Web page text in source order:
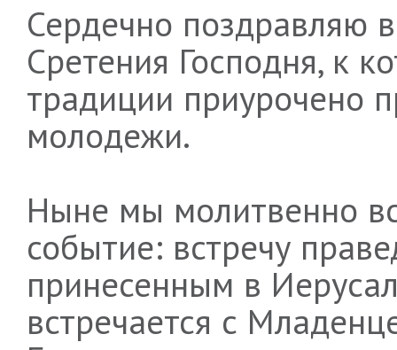
Сердечно поздравляю
Сретения Господня, к
традиции приурочено
молодежи.
Ныне мы молитвенно
событие: встречу
принесенным в
встречается с